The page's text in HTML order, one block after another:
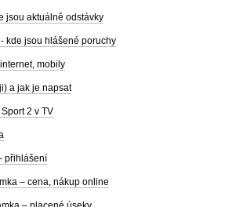
jsou aktuálně odstávky
kde jsou hlášené poruchy
mobily
a jak je napsat
2 v TV
přihlášení
– cena, nákup online